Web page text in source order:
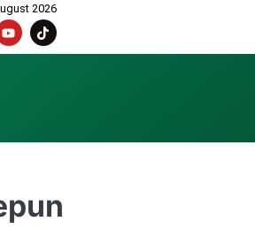
2026